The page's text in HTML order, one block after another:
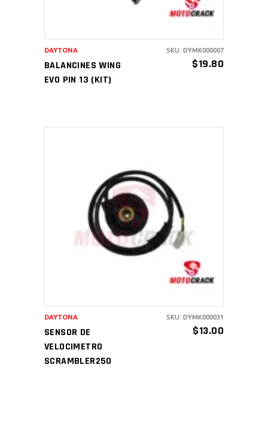
BALANCINES WING
EVO PIN 13 (KIT)
$19.80
DAYTONA SKU: DYMK000007
AÑADIR AL CARRITO
SENSOR DE
VELOCIMETRO
SCRAMBLER250
$13.00
DAYTONA SKU: DYMK000031